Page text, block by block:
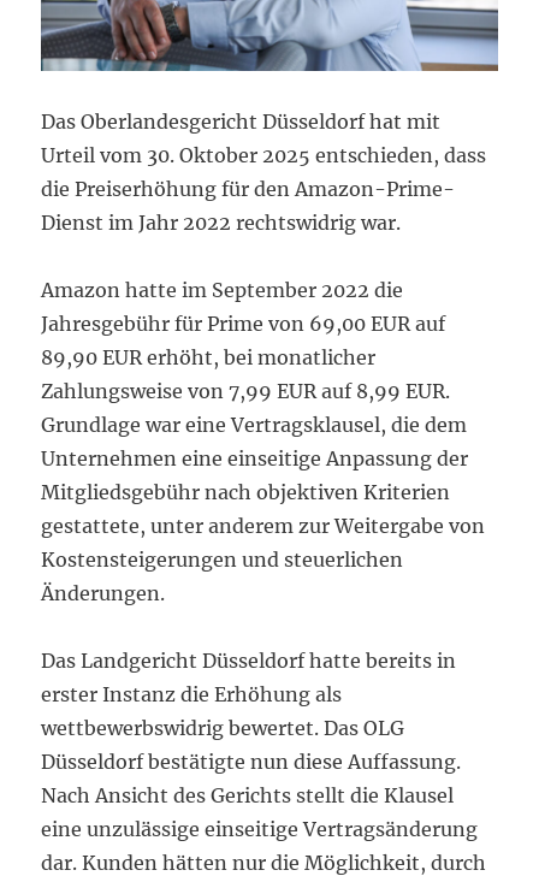
Das Oberlandesgericht Düsseldorf hat mit
Urteil vom 30. Oktober 2025 entschieden, dass
die Preiserhöhung für den Amazon-Prime-
Dienst im Jahr 2022 rechtswidrig war.
Amazon hatte im September 2022 die
Jahresgebühr für Prime von 69,00 EUR auf
89,90 EUR erhöht, bei monatlicher
Zahlungsweise von 7,99 EUR auf 8,99 EUR.
Grundlage war eine Vertragsklausel, die dem
Unternehmen eine einseitige Anpassung der
Mitgliedsgebühr nach objektiven Kriterien
gestattete, unter anderem zur Weitergabe von
Kostensteigerungen und steuerlichen
Änderungen.
Das Landgericht Düsseldorf hatte bereits in
erster Instanz die Erhöhung als
wettbewerbswidrig bewertet. Das OLG
Düsseldorf bestätigte nun diese Auffassung.
Nach Ansicht des Gerichts stellt die Klausel
eine unzulässige einseitige Vertragsänderung
dar. Kunden hätten nur die Möglichkeit, durch